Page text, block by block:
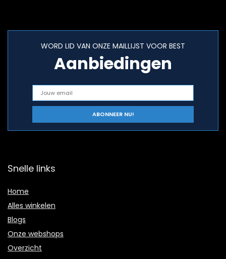
WORD LID VAN ONZE MAILLIJST VOOR BEST
Aanbiedingen
Snelle links
Home
Alles winkelen
Blogs
Onze webshops
Overzicht